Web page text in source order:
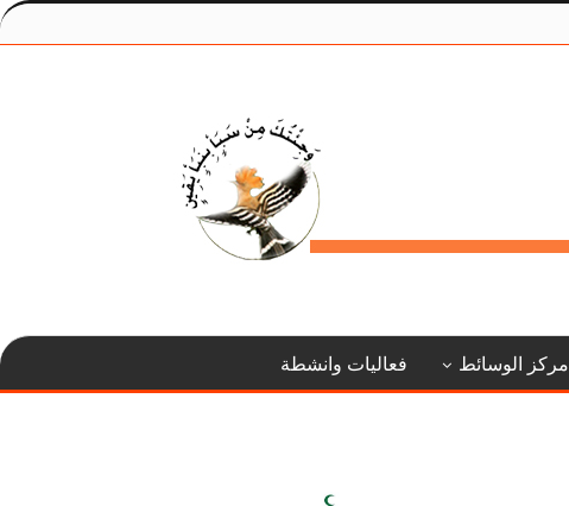
مركز الوسائط فعاليات وانشطة